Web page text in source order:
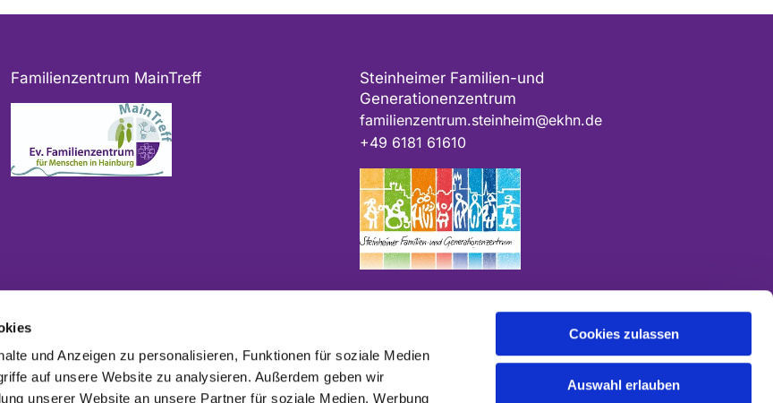
und Anzeigen zu personalisieren, Funktionen für soziale Medien
auf unsere Website zu analysieren. Außerdem geben wir
unserer Website an unsere Partner für soziale Medien, Werbung
Cookies zulassen
Auswahl erlauben
Familienzentrum MainTreff
ggf. das Projekt und/oder die Kirchengemeinde an.
Steinheimer Familien-und
Generationenzentrum
familienzentrum.steinheim@ekhn.de
+49 6181 61610